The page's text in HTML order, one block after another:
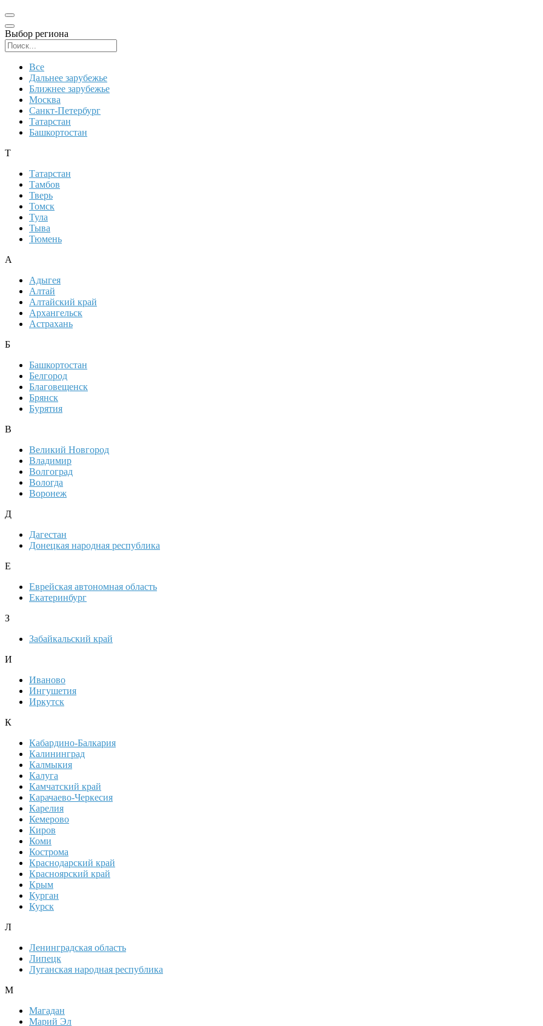
Выбор региона
Все
Дальнее зарубежье
Ближнее зарубежье
Москва
Санкт-Петербург
Татарстан
Башкортостан
Т
Татарстан
Тамбов
Тверь
Томск
Тула
Тыва
Тюмень
А
Адыгея
Алтай
Алтайский край
Архангельск
Астрахань
Б
Башкортостан
Белгород
Благовещенск
Брянск
Бурятия
В
Великий Новгород
Владимир
Волгоград
Вологда
Воронеж
Д
Дагестан
Донецкая народная республика
Е
Еврейская автономная область
Екатеринбург
З
Забайкальский край
И
Иваново
Ингушетия
Иркутск
К
Кабардино-Балкария
Калининград
Калмыкия
Калуга
Камчатский край
Карачаево-Черкесия
Карелия
Кемерово
Киров
Коми
Кострома
Краснодарский край
Красноярский край
Крым
Курган
Курск
Л
Ленинградская область
Липецк
Луганская народная республика
М
Магадан
Марий Эл